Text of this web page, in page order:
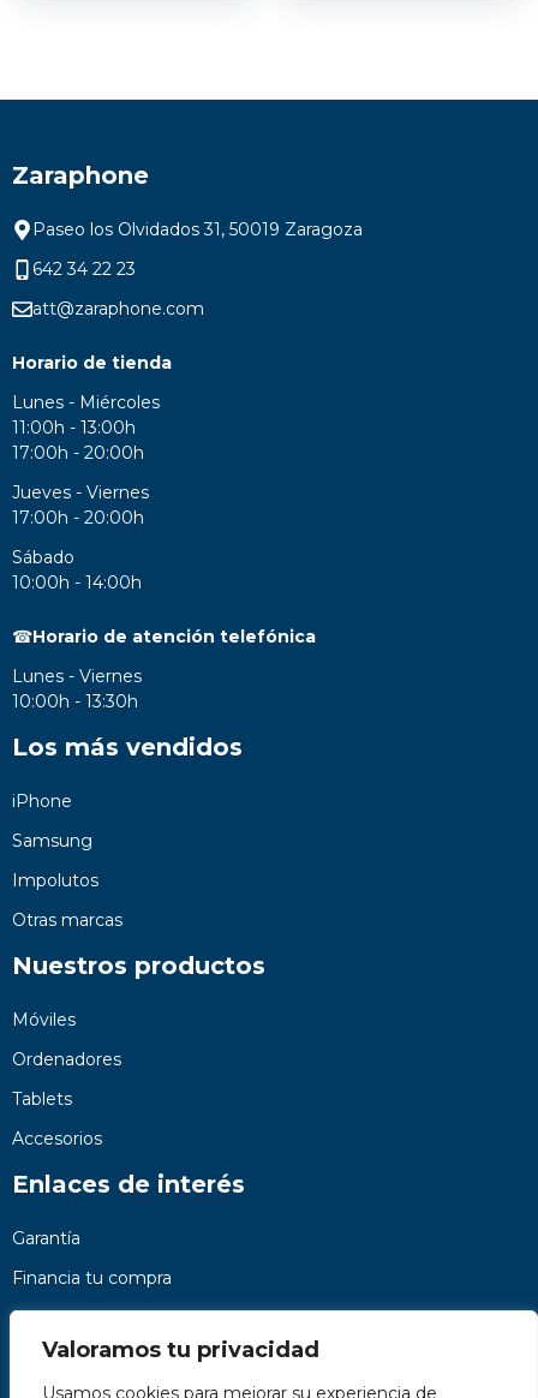
Valoramos tu privacidad
Usamos cookies para mejorar su experiencia de
Zaraphone
Paseo los Olvidados 31, 50019 Zaragoza
642 34 22 23
att@zaraphone.com
Horario de tienda
Lunes - Miércoles
11:00h - 13:00h
17:00h - 20:00h
Jueves - Viernes
17:00h - 20:00h
Sábado
10:00h - 14:00h
☎Horario de atención telefónica
Lunes - Viernes
10:00h - 13:30h
Los más vendidos
iPhone
Samsung
Impolutos
Otras marcas
Nuestros productos
Móviles
Ordenadores
Tablets
Accesorios
Enlaces de interés
Garantía
Financia tu compra
Preguntas frecuentes
Nosotros